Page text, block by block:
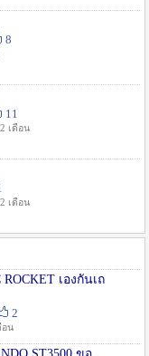
8
11
2 เดือน
2 เดือน
เองกันเถ
2
อน